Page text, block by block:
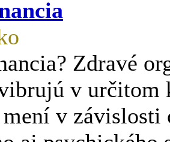
Zdravé
v určitom
v závislosti